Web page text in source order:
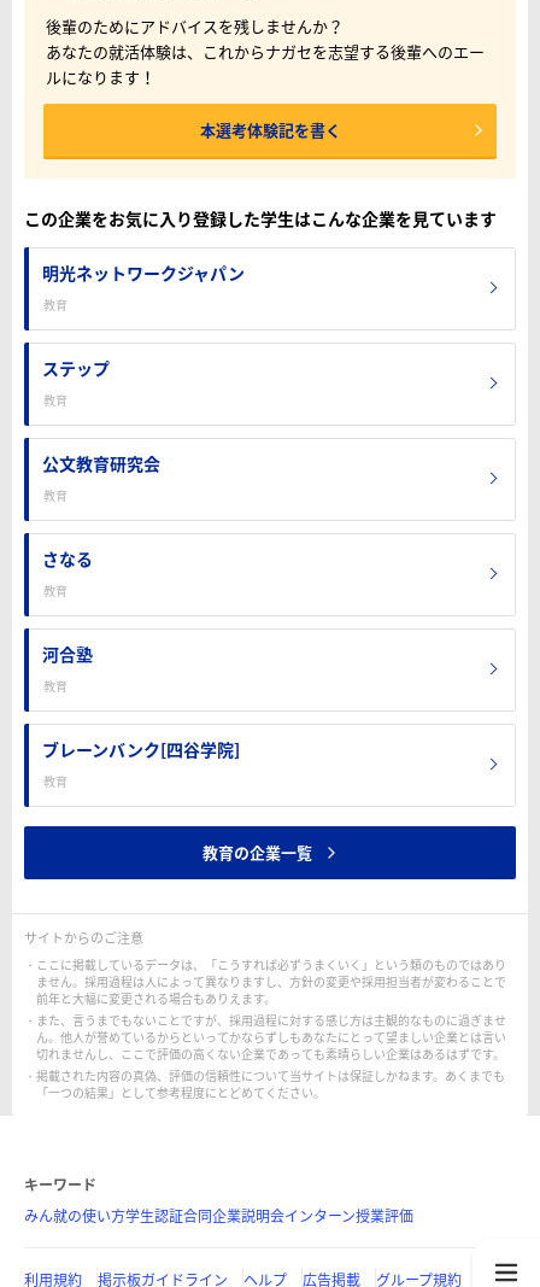
後輩のためにアドバイスを残しませんか？
あなたの就活体験は、これからナガセを志望する後輩へのエー
ルになります！
本選考体験記を書く
この企業をお気に入り登録した学生はこんな企業を見ています
明光ネットワークジャパン
教育
ステップ
教育
公文教育研究会
教育
さなる
教育
河合塾
教育
ブレーンバンク[四谷学院]
教育
教育の企業一覧
サイトからのご注意
ここに掲載しているデータは、「こうすれば必ずうまくいく」という類のものではあり
ません。採用過程は人によって異なりますし、方針の変更や採用担当者が変わることで
前年と大幅に変更される場合もありえます。
また、言うまでもないことですが、採用過程に対する感じ方は主観的なものに過ぎませ
ん。他人が誉めているからといってかならずしもあなたにとって望ましい企業とは言い
切れませんし、ここで評価の高くない企業であっても素晴らしい企業はあるはずです。
掲載された内容の真偽、評価の信頼性について当サイトは保証しかねます。あくまでも
「一つの結果」として参考程度にとどめてください。
キーワード
みん就の使い方学生認証合同企業説明会インターン授業評価
利用規約 掲示板ガイドライン ヘルプ 広告掲載 グループ規約